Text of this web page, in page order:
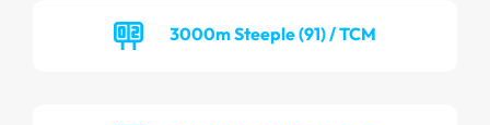
3000m Steeple (91) / TCM